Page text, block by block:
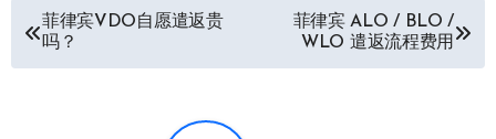
菲律宾VDO自愿遣返贵
吗？
菲律宾 ALO / BLO /
WLO 遣返流程费用